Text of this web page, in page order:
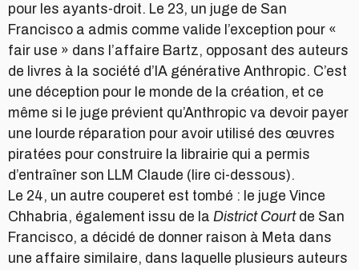
pour les ayants-droit. Le 23, un juge de San
Francisco a admis comme valide l’exception pour «
fair use » dans l’affaire Bartz, opposant des auteurs
de livres à la société d’IA générative Anthropic. C’est
une déception pour le monde de la création, et ce
même si le juge prévient qu’Anthropic va devoir payer
une lourde réparation pour avoir utilisé des œuvres
piratées pour construire la librairie qui a permis
d’entraîner son LLM Claude (lire ci-dessous).
Le 24, un autre couperet est tombé : le juge Vince
Chhabria, également issu de la District Courtde San
Francisco, a décidé de donner raison à Meta dans
une affaire similaire, dans laquelle plusieurs auteurs